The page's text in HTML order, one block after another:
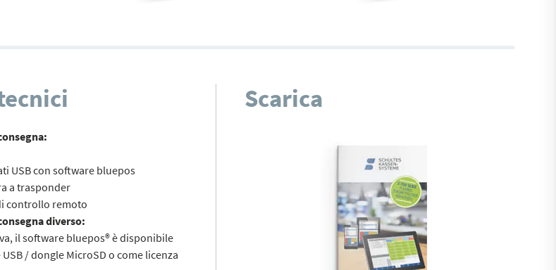
USB con software bluepos
a trasponder
controllo remoto
diverso:
il software bluepos® è disponibile
/ dongle MicroSD o come licenza
Scarica